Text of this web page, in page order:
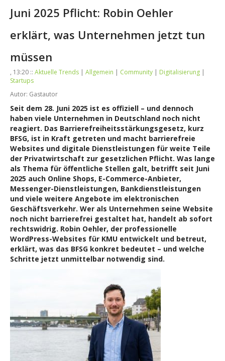
Juni 2025 Pflicht: Robin Oehler
erklärt, was Unternehmen jetzt tun
müssen
, 13:20 :: Aktuelle Trends | Allgemein | Community | Digitalisierung |
Startups
Autor: Gastautor
Seit dem 28. Juni 2025 ist es offiziell – und dennoch
haben viele Unternehmen in Deutschland noch nicht
reagiert. Das Barrierefreiheitsstärkungsgesetz, kurz
BFSG, ist in Kraft getreten und macht barrierefreie
Websites und digitale Dienstleistungen für weite Teile
der Privatwirtschaft zur gesetzlichen Pflicht. Was lange
als Thema für öffentliche Stellen galt, betrifft seit Juni
2025 auch Online Shops, E-Commerce-Anbieter,
Messenger-Dienstleistungen, Bankdienstleistungen
und viele weitere Angebote im elektronischen
Geschäftsverkehr. Wer als Unternehmen seine Website
noch nicht barrierefrei gestaltet hat, handelt ab sofort
rechtswidrig. Robin Oehler, der professionelle
WordPress-Websites für KMU entwickelt und betreut,
erklärt, was das BFSG konkret bedeutet – und welche
Schritte jetzt unmittelbar notwendig sind.